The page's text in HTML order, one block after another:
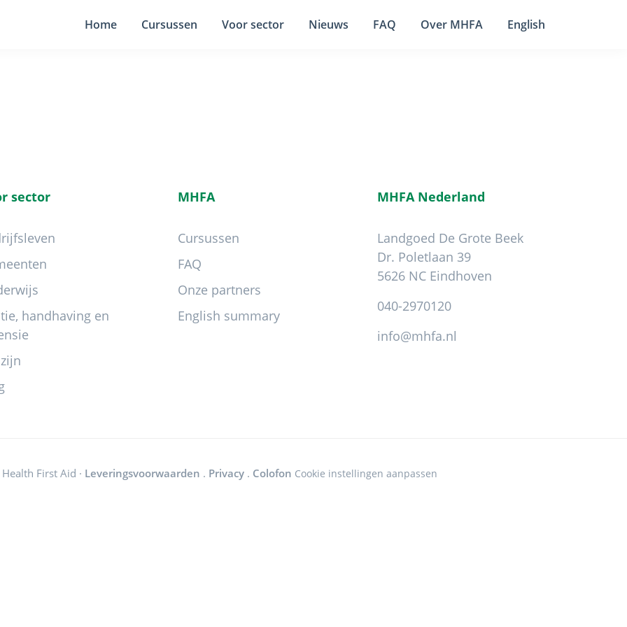
Home Cursussen Voor sector Nieuws FAQ Over MHFA English
sector
handhaving en
MHFA
Cursussen
FAQ
Onze partners
English summary
MHFA Nederland
Landgoed De Grote Beek
Dr. Poletlaan 39
5626 NC Eindhoven
040-2970120
info@mhfa.nl
First Aid · Leveringsvoorwaarden . Privacy. Colofon Cookie instellingen aanpassen